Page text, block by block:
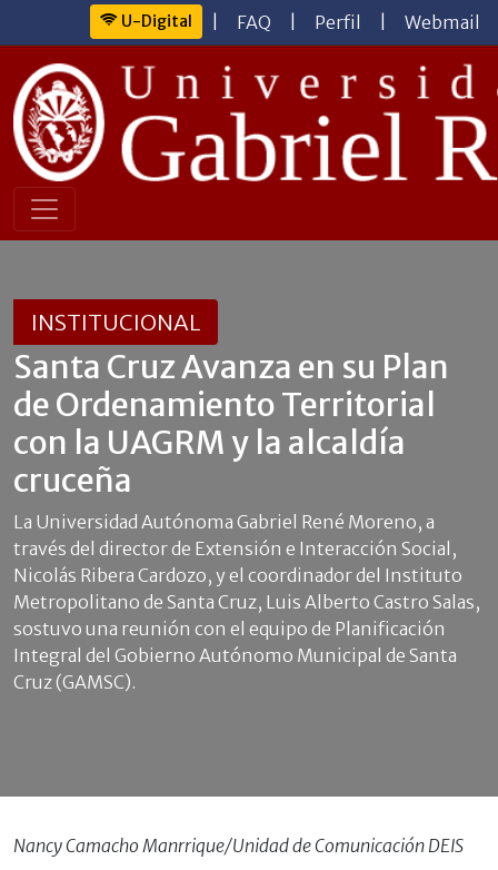
U-Digital FAQ Perfil Webmail
INSTITUCIONAL
Santa Cruz Avanza en su Plan
de Ordenamiento Territorial
con la UAGRM y la alcaldía
cruceña
La Universidad Autónoma Gabriel René Moreno, a
través del director de Extensión e Interacción Social,
Nicolás Ribera Cardozo, y el coordinador del Instituto
Metropolitano de Santa Cruz, Luis Alberto Castro Salas,
sostuvo una reunión con el equipo de Planificación
Integral del Gobierno Autónomo Municipal de Santa
Cruz (GAMSC).
Nancy Camacho Manrrique/Unidad de Comunicación DEIS